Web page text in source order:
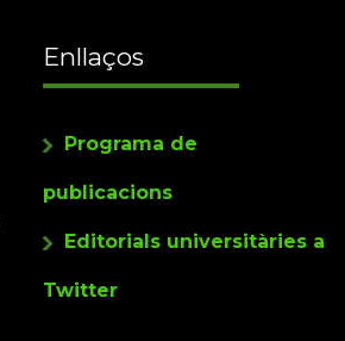
Enllaços
Programa de
publicacions
Editorials universitàries a
Twitter